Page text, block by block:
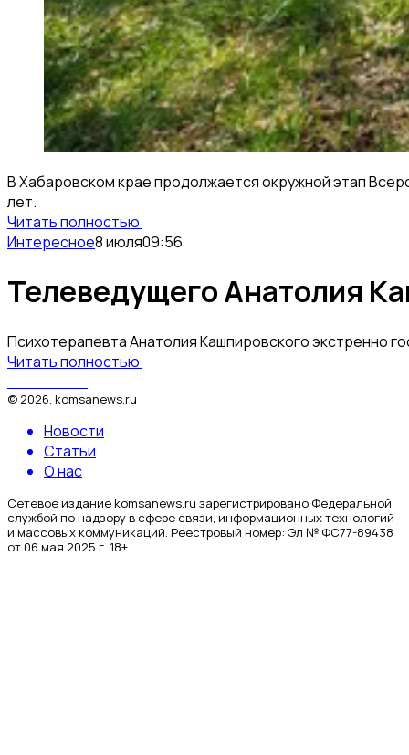
В Хабаровском крае продолжается окружной этап
лет.
Читать полностью
Интересное8 июля09:56
Телеведущего Анатолия
Психотерапевта Анатолия Кашпировского экстренно
Читать полностью
© 2026 komsanews.ru
Новости
Статьи
О нас
Сетевое издание komsanews.ru зарегистрировано Федеральной
службой по надзору в сфере связи, информационных технологий
и массовых коммуникаций. Реестровый номер: Эл № ФС77-89438
от 06 мая 2025 г. 18+